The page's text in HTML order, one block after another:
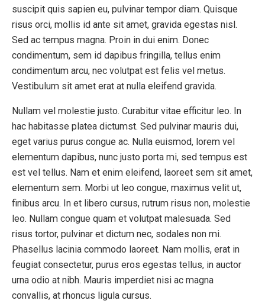
suscipit quis sapien eu, pulvinar tempor diam. Quisque
risus orci, mollis id ante sit amet, gravida egestas nisl.
Sed ac tempus magna. Proin in dui enim. Donec
condimentum, sem id dapibus fringilla, tellus enim
condimentum arcu, nec volutpat est felis vel metus.
Vestibulum sit amet erat at nulla eleifend gravida.
Nullam vel molestie justo. Curabitur vitae efficitur leo. In
hac habitasse platea dictumst. Sed pulvinar mauris dui,
eget varius purus congue ac. Nulla euismod, lorem vel
elementum dapibus, nunc justo porta mi, sed tempus est
est vel tellus. Nam et enim eleifend, laoreet sem sit amet,
elementum sem. Morbi ut leo congue, maximus velit ut,
finibus arcu. In et libero cursus, rutrum risus non, molestie
leo. Nullam congue quam et volutpat malesuada. Sed
risus tortor, pulvinar et dictum nec, sodales non mi.
Phasellus lacinia commodo laoreet. Nam mollis, erat in
feugiat consectetur, purus eros egestas tellus, in auctor
urna odio at nibh. Mauris imperdiet nisi ac magna
convallis, at rhoncus ligula cursus.